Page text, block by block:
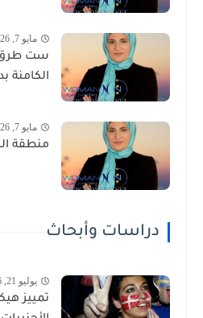
مايو 7, 2026
ست طرق
الكامنة
مايو 7, 2026
منطقة
دراسات وأبحاث
يوليو 21, 2026
تمييز